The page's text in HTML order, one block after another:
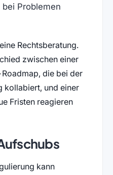
Problemen
Rechtsberatung.
zwischen einer
die bei der
kollabiert, und einer
Fristen reagieren
kann